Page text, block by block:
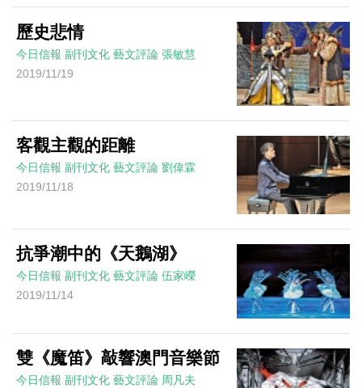
歷史悲情
今日信報 副刊文化 藝文評論 張敏慧
2019/11/19
客觀主觀的距離
今日信報 副刊文化 藝文評論 劉偉霖
2019/11/18
抗爭潮中的《天鵝湖》
今日信報 副刊文化 藝文評論 伍家嶸
2019/11/14
雙《魔笛》敲響澳門音樂節
今日信報 副刊文化 藝文評論 周凡夫